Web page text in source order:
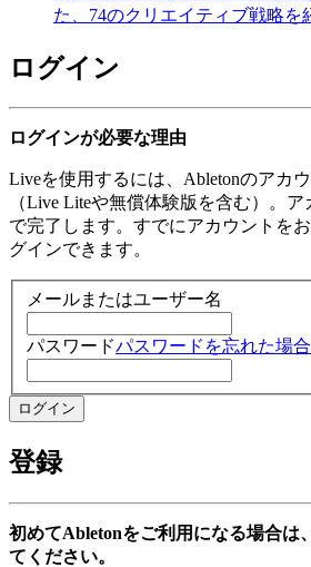
た、74のクリエイティブ戦略を
ログイン
ログインが必要な理由
Liveを使用するには、Abletonのアカ
（Live Liteや無償体験版を含む）。
で完了します。すでにアカウントを
グインできます。
メールまたはユーザー名
パスワードパスワードを忘れた場合
登録
初めてAbletonをご利用になる場合は
てください。